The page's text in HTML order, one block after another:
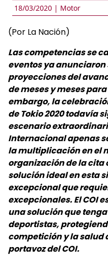
18/03/2020 | Motor
(Por La Nación)
Las competencias se
eventos ya
proyecciones del
de meses y meses
embargo, la
de Tokio 2020 todavía
escenario
Internacional apenas
la multiplicación en el
organización de la cita
solución ideal en esta
excepcional que
excepcionales. El COI
una solución que
deportistas,
competición y la salud
portavoz del COI.